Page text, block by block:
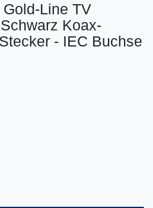
Line TV
Koax-
- IEC Buchse